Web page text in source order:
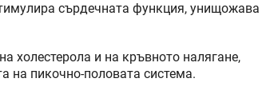
сърдечната функция, унищожава
холестерола и на кръвното налягане,
на пикочно-половата система.